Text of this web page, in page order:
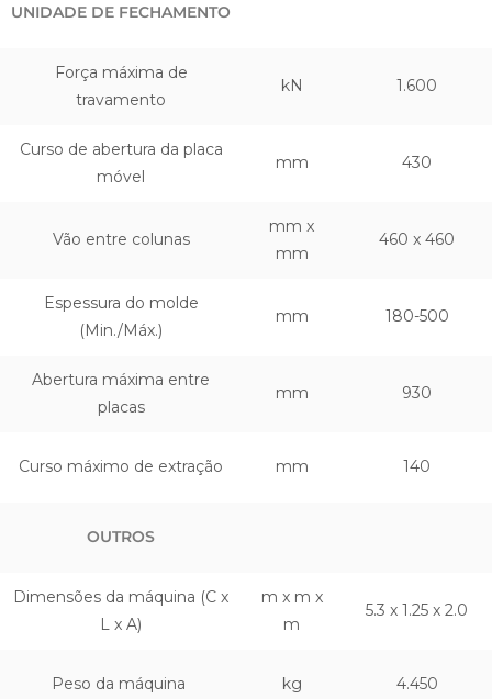
UNIDADE DE FECHAMENTO
Força máxima de
travamento
kN 1.600
Curso de abertura da placa
móvel
mm 430
Vão entre colunas
mm x
mm
460 x 460
Espessura do molde
(Min./Máx.)
mm 180-500
Abertura máxima entre
placas
mm 930
Curso máximo de extração mm 140
OUTROS
Dimensões da máquina (C x
L x A)
m x m x
m
5.3 x 1.25 x 2.0
Peso da máquina kg 4.450